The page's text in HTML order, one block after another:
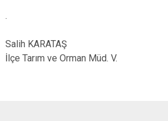
.
Salih KARATAŞ
İlçe Tarım ve Orman Müd. V.